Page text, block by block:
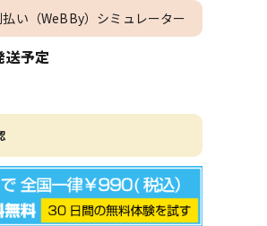
い（WeBBy）シミュレーター
送予定